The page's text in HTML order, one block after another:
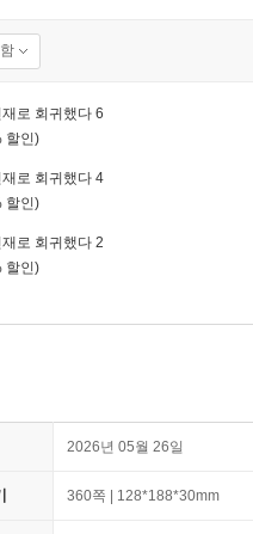
로 회귀했다 6
할인)
로 회귀했다 4
할인)
로 회귀했다 2
할인)
2026년 05월 26일
360쪽 | 128*188*30mm